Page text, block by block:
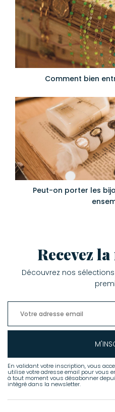
Comment bien
Peut-on porter les
Recevez
Découvrez nos
En validant votre inscription, vous
utilise votre adresse email pour vous
à tout moment vous désabonner
intégré dans la newsletter.